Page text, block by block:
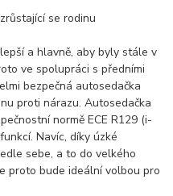
se rodinu
a hlavně, aby byly stále v
ve spolupráci s předními
bezpečná autosedačka
proti nárazu. Autosedačka
normě ECE R129 (i-
Navíc, díky úzké
sebe, a to do velkého
proto bude ideální volbou pro